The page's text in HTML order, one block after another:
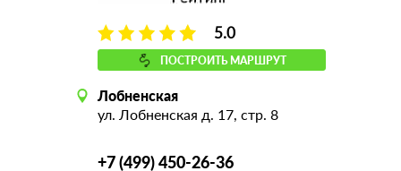
5.0
ПОСТРОИТЬ МАРШРУТ
Лобненская
ул. Лобненская д. 17, стр. 8
+7 (499) 450-26-36